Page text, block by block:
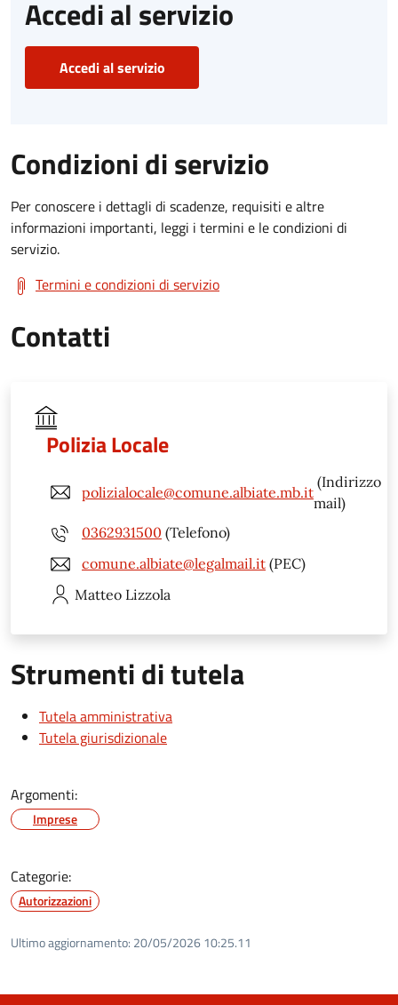
Accedi al servizio
Accedi al servizio
Condizioni di servizio
Per conoscere i dettagli di scadenze, requisiti e altre
informazioni importanti, leggi i termini e le condizioni di
servizio.
Termini e condizioni di servizio
Contatti
Polizia Locale
polizialocale@comune.albiate.mb.it
(Indirizzo
mail)
0362931500 (Telefono)
comune.albiate@legalmail.it (PEC)
Matteo Lizzola
Strumenti di tutela
Tutela amministrativa
Tutela giurisdizionale
Argomenti:
Imprese
Categorie:
Autorizzazioni
Ultimo aggiornamento: 20/05/2026 10:25.11